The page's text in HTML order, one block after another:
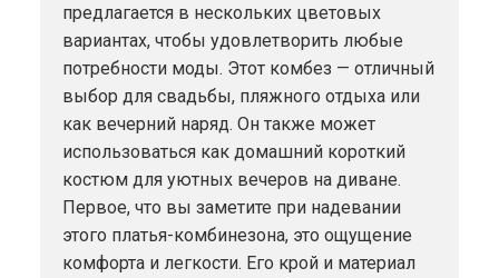
предлагается в нескольких цветовых
вариантах, чтобы удовлетворить любые
потребности моды. Этот комбез — отличный
выбор для свадьбы, пляжного отдыха или
как вечерний наряд. Он также может
использоваться как домашний короткий
костюм для уютных вечеров на диване.
Первое, что вы заметите при надевании
этого платья-комбинезона, это ощущение
комфорта и легкости. Его крой и материал